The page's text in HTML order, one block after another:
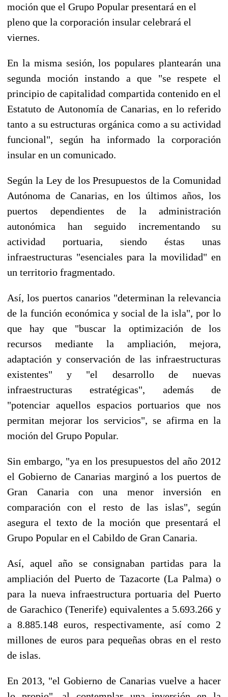
moción que el Grupo Popular presentará en el
pleno que la corporación insular celebrará el
viernes.
En la misma sesión, los populares plantearán una
segunda moción instando a que "se respete el
principio de capitalidad compartida contenido en el
Estatuto de Autonomía de Canarias, en lo referido
tanto a su estructuras orgánica como a su actividad
funcional", según ha informado la corporación
insular en un comunicado.
Según la Ley de los Presupuestos de la Comunidad
Autónoma de Canarias, en los últimos años, los
puertos dependientes de la administración
autonómica han seguido incrementando su
actividad portuaria, siendo éstas unas
infraestructuras "esenciales para la movilidad" en
un territorio fragmentado.
Así, los puertos canarios "determinan la relevancia
de la función económica y social de la isla", por lo
que hay que "buscar la optimización de los
recursos mediante la ampliación, mejora,
adaptación y conservación de las infraestructuras
existentes" y "el desarrollo de nuevas
infraestructuras estratégicas", además de
"potenciar aquellos espacios portuarios que nos
permitan mejorar los servicios", se afirma en la
moción del Grupo Popular.
Sin embargo, "ya en los presupuestos del año 2012
el Gobierno de Canarias marginó a los puertos de
Gran Canaria con una menor inversión en
comparación con el resto de las islas", según
asegura el texto de la moción que presentará el
Grupo Popular en el Cabildo de Gran Canaria.
Así, aquel año se consignaban partidas para la
ampliación del Puerto de Tazacorte (La Palma) o
para la nueva infraestructura portuaria del Puerto
de Garachico (Tenerife) equivalentes a 5.693.266 y
a 8.885.148 euros, respectivamente, así como 2
millones de euros para pequeñas obras en el resto
de islas.
En 2013, "el Gobierno de Canarias vuelve a hacer